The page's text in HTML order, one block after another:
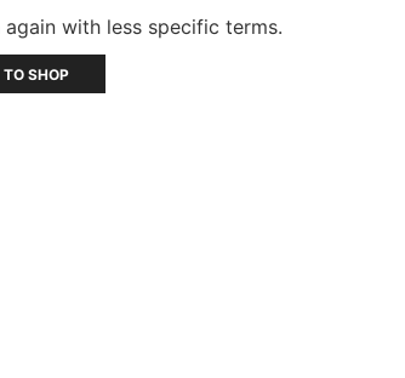
with less specific terms.
TO SHOP